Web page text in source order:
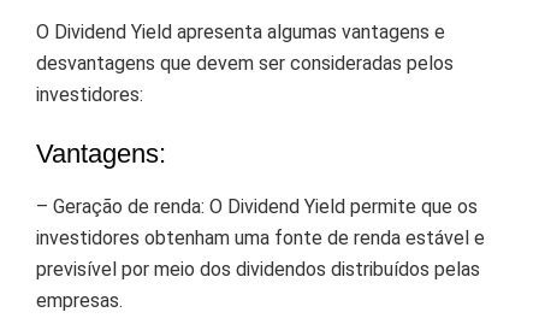
O Dividend Yield apresenta algumas vantagens e
desvantagens que devem ser consideradas pelos
investidores:
Vantagens:
– Geração de renda: O Dividend Yield permite que os
investidores obtenham uma fonte de renda estável e
previsível por meio dos dividendos distribuídos pelas
empresas.